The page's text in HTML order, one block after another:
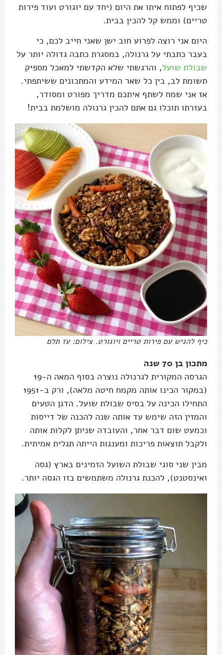
שכיף לפתוח איתו את היום (יחד עם יוגורט ועוד פירות
טריים) וממש קל להכין בבית.
היום אני רוצה לפרוע חוב ישן שאני חייב לכם, כי
בעבר כתבתי על גרנולה, במסגרת כתבה גדולה יותר על
שבולת שועל, והרגשתי שלא הקדשתי למאכל מספיק
תשומת לב, בין כל שאר המידע והמתכונים ששיתפתי.
אז אני שמח לשתף איתכם מדריך מפורט ומסודר,
בעזרתו תוכלו גם אתם להכין גרנולה מושלמת בבית!
כיף להגיש עם פירות טריים ויוגורט. צילום: עז תלם
מתכון בן 70 שנה
הגרסה המקורית לגרנולה נוצרה בסוף המאה ה-19
(במקור הכינו אותה מקמח חיטה מלאה), ורק ב-1951
התחילו הכינה על בסיס שבולת שועל. הדגן הטעים
והמזין הזה שימש עד אותה שנה להכנה של דייסות
וכמעט שום דבר אחר, והעובדה שניתן לקלות אותה
ולקבל תוצאות פריכות ומענגות הייתה תגלית אמיתית.
מבין שני סוגי שבולת השועל הזמינים בארץ (גסה
ואינסטנט), להכנת גרנולה משתמשים בזו הגסה יותר.